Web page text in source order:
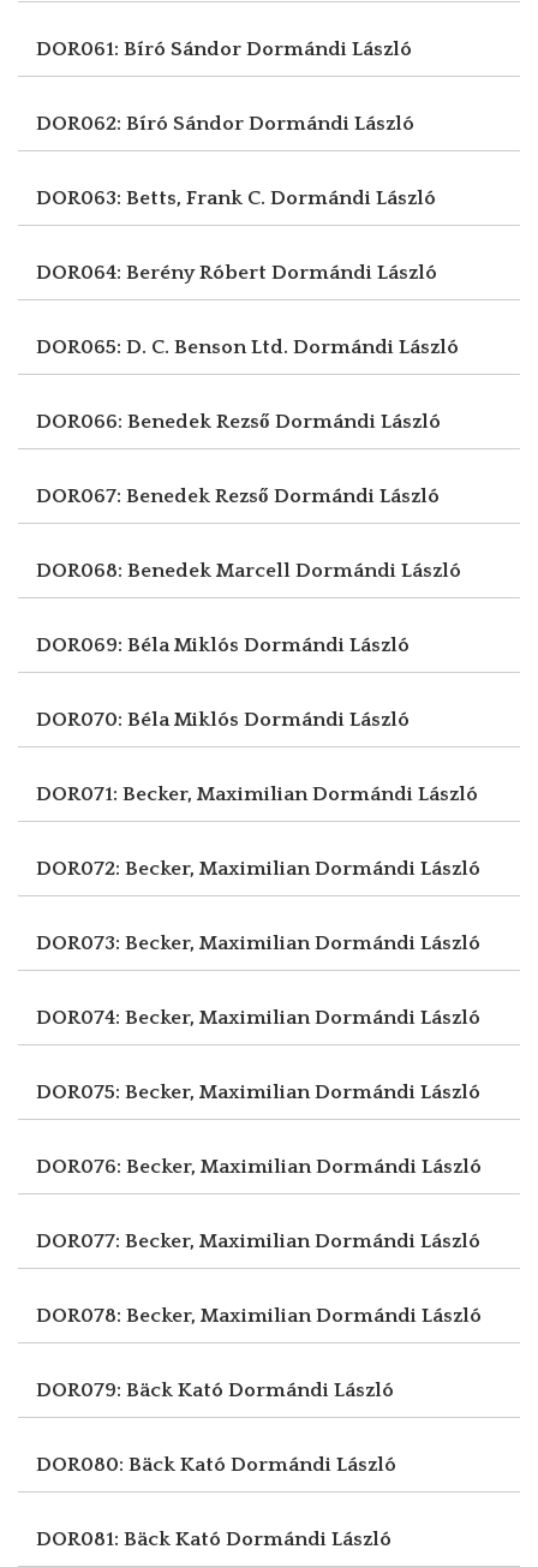
DOR061: Bíró Sándor Dormándi László
DOR062: Bíró Sándor Dormándi László
DOR063: Betts, Frank C. Dormándi László
DOR064: Berény Róbert Dormándi László
DOR065: D. C. Benson Ltd. Dormándi László
DOR066: Benedek Rezső Dormándi László
DOR067: Benedek Rezső Dormándi László
DOR068: Benedek Marcell Dormándi László
DOR069: Béla Miklós Dormándi László
DOR070: Béla Miklós Dormándi László
DOR071: Becker, MaximilianDormándi László
DOR072: Becker, MaximilianDormándi László
DOR073: Becker, MaximilianDormándi László
DOR074: Becker, MaximilianDormándi László
DOR075: Becker, MaximilianDormándi László
DOR076: Becker, MaximilianDormándi László
DOR077: Becker, MaximilianDormándi László
DOR078: Becker, MaximilianDormándi László
DOR079: Bäck Kató Dormándi László
DOR080: Bäck Kató Dormándi László
DOR081: Bäck Kató Dormándi László